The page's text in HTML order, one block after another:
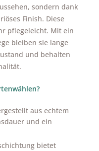
sondern dank
Finish. Diese
pflegeleicht. Mit ein
bleiben sie lange
und behalten
aus echtem
und ein
bietet